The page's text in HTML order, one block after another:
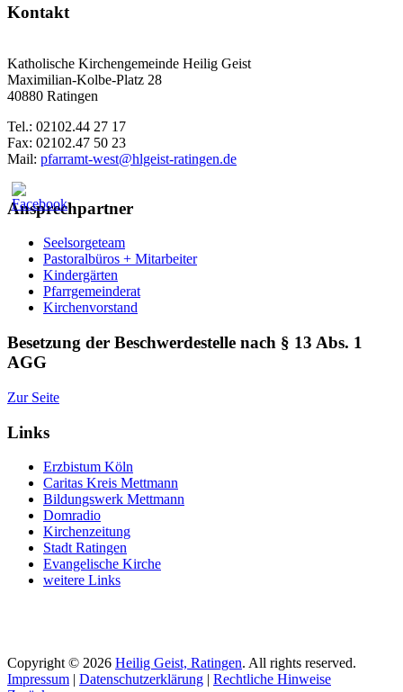
Kontakt
Katholische Kirchengemeinde Heilig Geist
Maximilian-Kolbe-Platz 28
40880 Ratingen
Tel.: 02102.44 27 17
Fax: 02102.47 50 23
Mail: pfarramt-west@hlgeist-ratingen.de
Ansprechpartner
Seelsorgeteam
Pastoralbüros + Mitarbeiter
Kindergärten
Pfarrgemeinderat
Kirchenvorstand
Besetzung der Beschwerdestelle nach § 13 Abs. 1
AGG
Zur Seite
Links
Erzbistum Köln
Caritas Kreis Mettmann
Bildungswerk Mettmann
Domradio
Kirchenzeitung
Stadt Ratingen
Evangelische Kirche
weitere Links
Copyright © 2026 Heilig Geist, Ratingen. All rights reserved.
Impressum | Datenschutzerklärung | Rechtliche Hinweise